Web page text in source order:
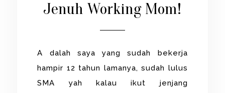
Jenuh Working Mom!
A dalah saya yang sudah bekerja
hampir 12 tahun lamanya, sudah lulus
SMA yah kalau ikut jenjang